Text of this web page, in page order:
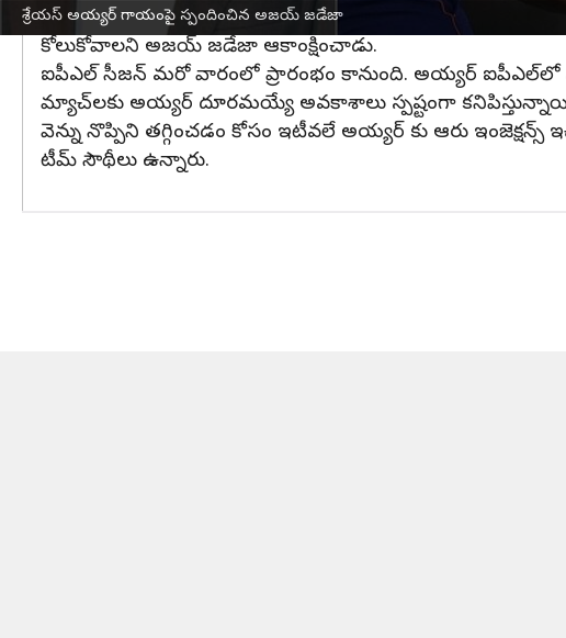
శ్రేయస్ అయ్యర్ గాయంపై స్పందించిన అజయ్ జడేజా
బ్యాట్‌మెన్స్ కు కూడా వెన్ను శస్త్ర చికిత్సలు జరగడం
కోలుకోవాలని అజయ్ జడేజా ఆకాంక్షించాడు.
ఐపీఎల్ సీజన్ మరో వారంలో ప్రారంభం కానుంది. అయ్యర్ ఐపీఎల్‌లో
మ్యాచ్‌లకు అయ్యర్ దూరమయ్యే అవకాశాలు స్పష్టంగా
వెన్ను నొప్పిని తగ్గించడం కోసం ఇటీవలే అయ్యర్ కు ఆరు
టీమ్ సౌథీలు ఉన్నారు.